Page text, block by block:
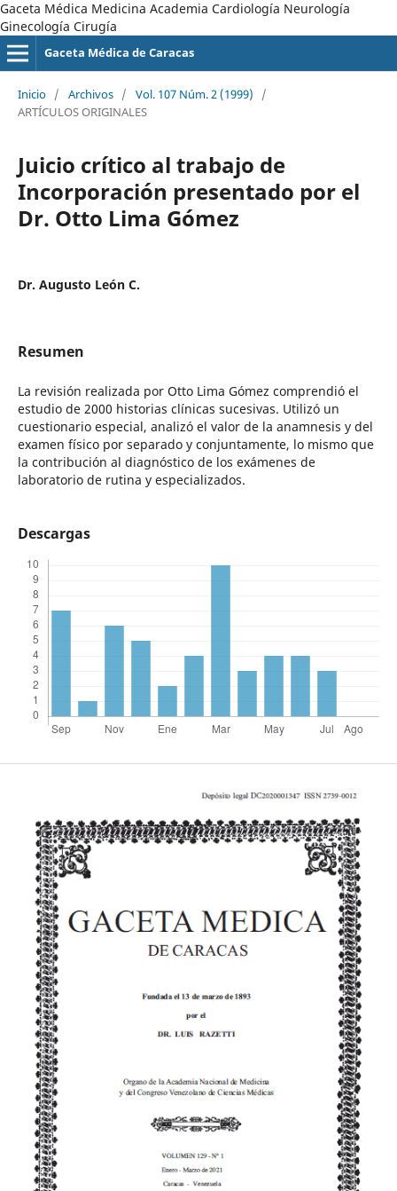
Gaceta Médica Medicina Academia Cardiología Neurología
Ginecología Cirugía
Gaceta Médica de Caracas
Inicio / Archivos / Vol. 107 Núm. 2 (1999)
/
ARTÍCULOS ORIGINALES
Juicio crítico al trabajo de
Incorporación presentado por el
Dr. Otto Lima Gómez
Dr. Augusto León C.
Resumen
La revisión realizada por Otto Lima Gómez comprendió el
estudio de 2000 historias clínicas sucesivas. Utilizó un
cuestionario especial, analizó el valor de la anamnesis y del
examen físico por separado y conjuntamente, lo mismo que
la contribución al diagnóstico de los exámenes de
laboratorio de rutina y especializados.
Descargas